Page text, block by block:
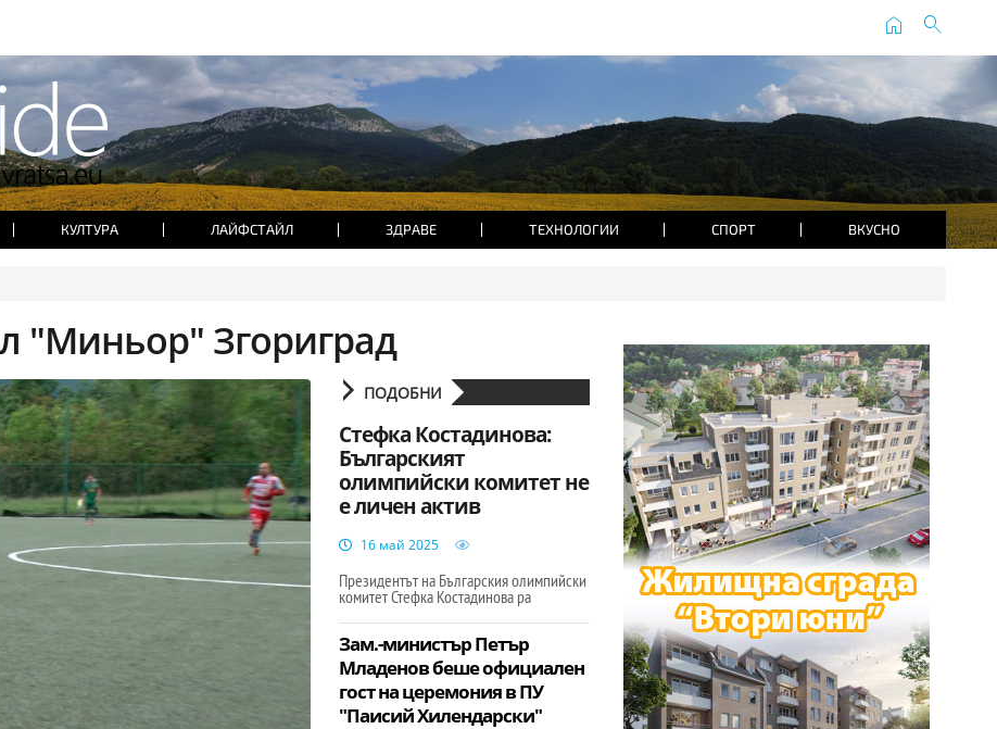
home search
КУЛТУРА ЛАЙФСТАЙЛ ЗДРАВЕ ТЕХНОЛОГИИ СПОРТ ВКУСНО
"Миньор" Згориград
ПОДОБНИ
Стефка Костадинова:
Българският
олимпийски комитет не
е личен актив
16 май 2025
Президентът на Българския олимпийски
комитет Стефка Костадинова ра
Зам.-министър Петър
Младенов беше официален
гост на церемония в ПУ
"Паисий Хилендарски"